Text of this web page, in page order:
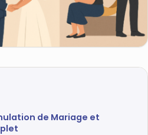
de Mariage et